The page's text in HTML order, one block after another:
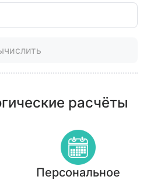
расчёты
Персональное